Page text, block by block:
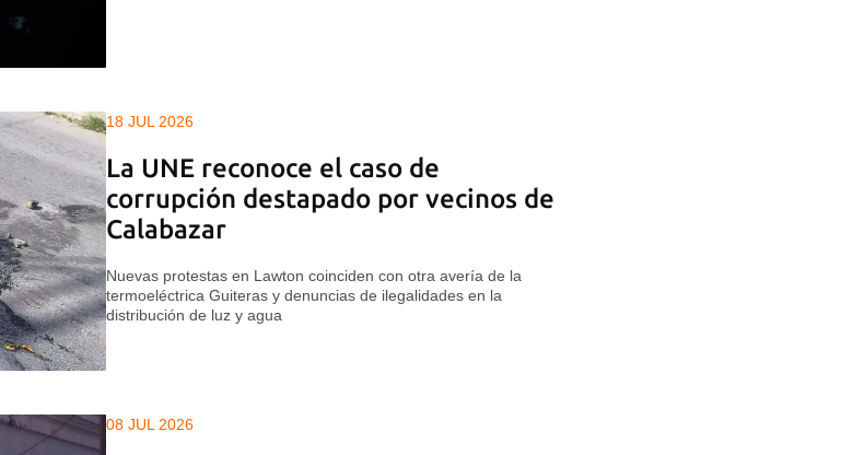
18 JUL 2026
La UNE reconoce el caso de
corrupción destapado por vecinos de
Calabazar
Nuevas protestas en Lawton coinciden con otra avería de la
termoeléctrica Guiteras y denuncias de ilegalidades en la
distribución de luz y agua
08 JUL 2026